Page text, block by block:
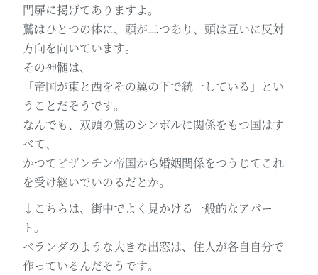
門扉に掲げてありますよ。
鷲はひとつの体に、頭が二つあり、頭は互いに反対
方向を向いています。
その神髄は、
「帝国が東と西をその翼の下で統一している」とい
うことだそうです。
なんでも、双頭の鷲のシンボルに関係をもつ国はす
べて、
かつてビザンチン帝国から婚姻関係をつうじてこれ
を受け継いでいのるだとか。
↓こちらは、街中でよく見かける一般的なアパー
ト。
ベランダのような大きな出窓は、住人が各自自分で
作っているんだそうです。